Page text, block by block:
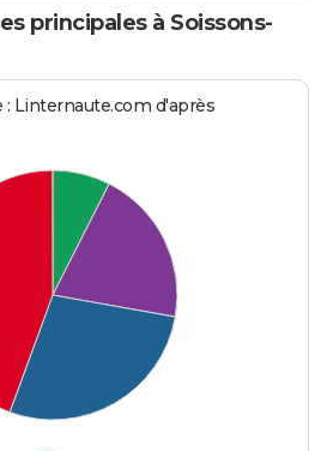
principales à Soissons-
Linternaute.com d'après